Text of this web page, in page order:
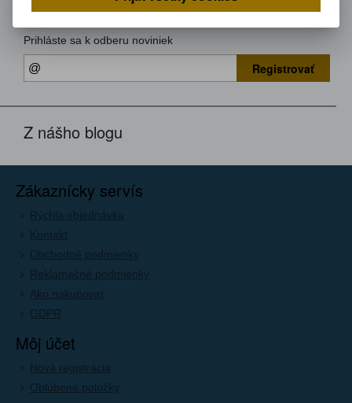
ODBER NOVINIEK
Prihláste sa k odberu noviniek
Registrovať
Z nášho blogu
Zákaznícky servís
Rýchla objednávka
Kontakt
Obchodné podmienky
Reklamačné podmienky
Ako nakupovať
GDPR
Môj účet
Nová registrácia
Oblúbené položky